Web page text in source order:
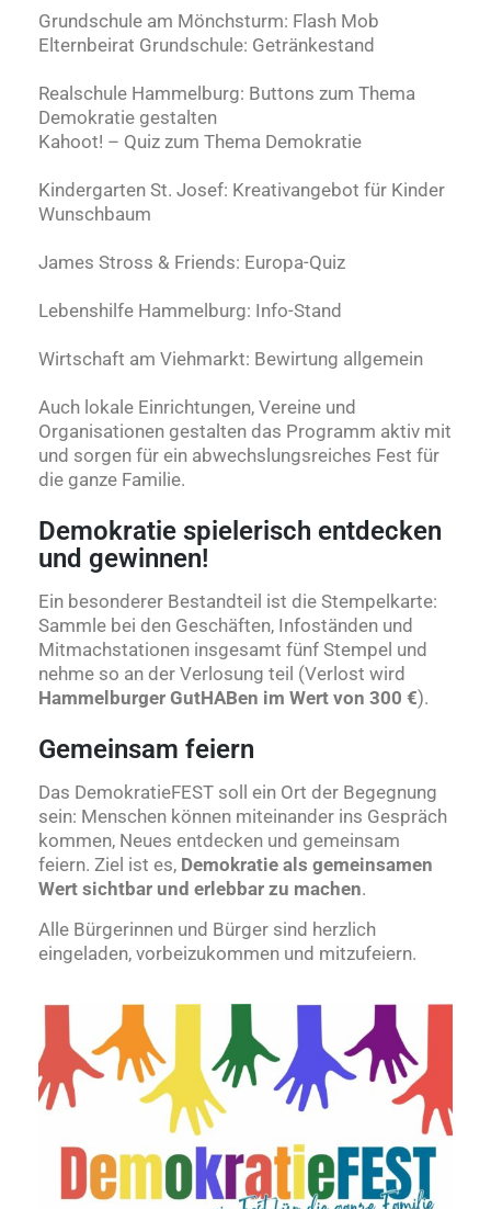
Grundschule am Mönchsturm: Flash Mob
Elternbeirat Grundschule: Getränkestand
Realschule Hammelburg: Buttons zum Thema
Demokratie gestalten
Kahoot! – Quiz zum Thema Demokratie
Kindergarten St. Josef: Kreativangebot für Kinder
Wunschbaum
James Stross & Friends: Europa-Quiz
Lebenshilfe Hammelburg: Info-Stand
Wirtschaft am Viehmarkt: Bewirtung allgemein
Auch lokale Einrichtungen, Vereine und
Organisationen gestalten das Programm aktiv mit
und sorgen für ein abwechslungsreiches Fest für
die ganze Familie.
Demokratie spielerisch entdecken
und gewinnen!
Ein besonderer Bestandteil ist die Stempelkarte:
Sammle bei den Geschäften, Infoständen und
Mitmachstationen insgesamt fünf Stempel und
nehme so an der Verlosung teil (Verlost wird
Hammelburger GutHABen im Wert von 300 €).
Gemeinsam feiern
Das DemokratieFEST soll ein Ort der Begegnung
sein: Menschen können miteinander ins Gespräch
kommen, Neues entdecken und gemeinsam
feiern. Ziel ist es, Demokratie als gemeinsamen
Wert sichtbar und erlebbar zu machen.
Alle Bürgerinnen und Bürger sind herzlich
eingeladen, vorbeizukommen und mitzufeiern.